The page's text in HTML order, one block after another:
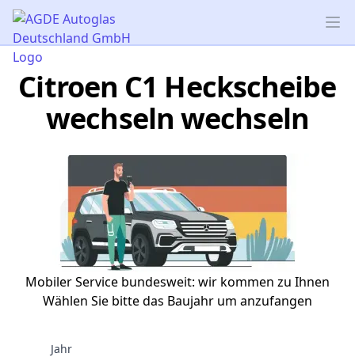
AGDE Autoglas Deutschland GmbH
Citroen C1 Heckscheibe
wechseln wechseln
Mobiler Service bundesweit: wir kommen zu Ihnen
Wählen Sie bitte das Baujahr um anzufangen
Jahr